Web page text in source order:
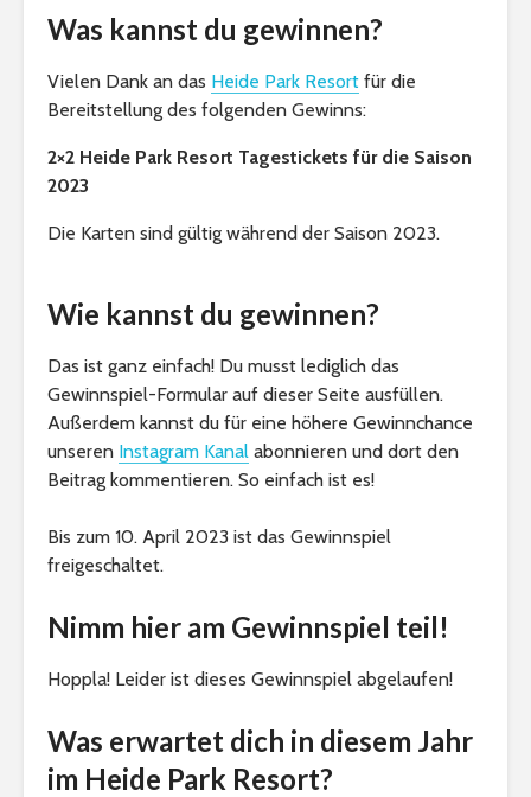
Was kannst du gewinnen?
Vielen Dank an das Heide Park Resort für die
Bereitstellung des folgenden Gewinns:
2×2 Heide Park Resort Tagestickets für die Saison
2023
Die Karten sind gültig während der Saison 2023.
Wie kannst du gewinnen?
Das ist ganz einfach! Du musst lediglich das
Gewinnspiel-Formular auf dieser Seite ausfüllen.
Außerdem kannst du für eine höhere Gewinnchance
unseren Instagram Kanal abonnieren und dort den
Beitrag kommentieren. So einfach ist es!
Bis zum 10. April 2023 ist das Gewinnspiel
freigeschaltet.
Nimm hier am Gewinnspiel teil!
Hoppla! Leider ist dieses Gewinnspiel abgelaufen!
Was erwartet dich in diesem Jahr
im Heide Park Resort?